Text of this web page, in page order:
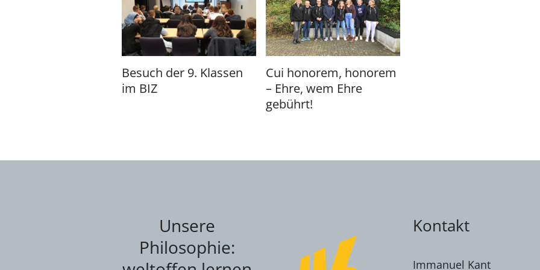
Besuch der 9. Klassen
im BIZ
Cui honorem, honorem
– Ehre, wem Ehre
gebührt!
Unsere
Philosophie:
Kontakt
Immanuel Kant